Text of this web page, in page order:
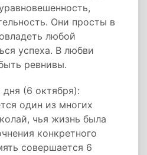
Они просты в
любой
успеха. В любви
ревнивы.
(6 октября):
один из многих
чья жизнь была
конкретного
совершается 6